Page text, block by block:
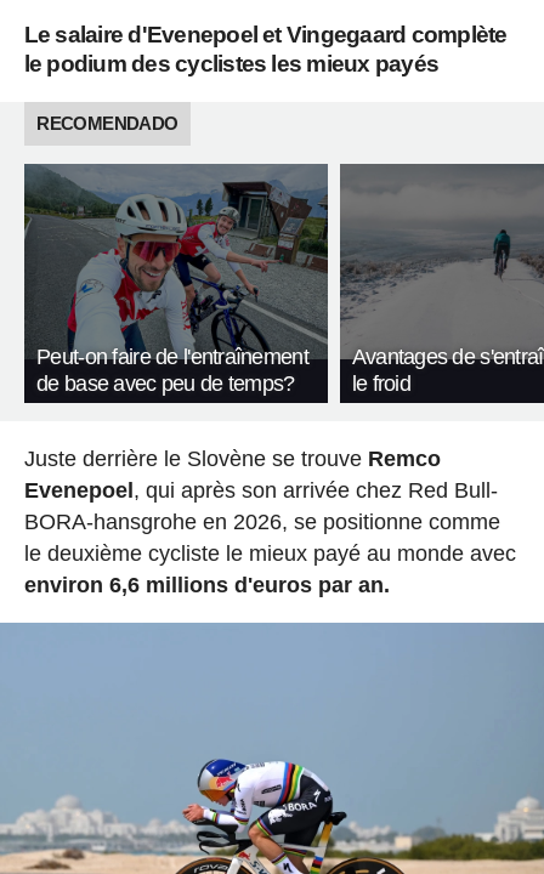
Le salaire d'Evenepoel et Vingegaard complète
le podium des cyclistes les mieux payés
RECOMENDADO
Peut-on faire de l'entraînement
de base avec peu de temps?
Avantages de
le froid
Juste derrière le Slovène se trouve Remco
Evenepoel , qui après son arrivée chez Red Bull-
BORA-hansgrohe en 2026, se positionne comme
le deuxième cycliste le mieux payé au monde avec
environ 6,6 millions d'euros par an.